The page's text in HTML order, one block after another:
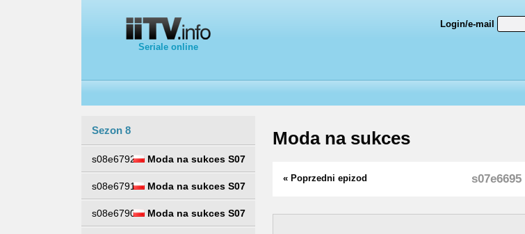
Seriale online
Login/e-mail
Sezon 8
s08e6792 Moda na sukces S07
s08e6791 Moda na sukces S07
s08e6790 Moda na sukces S07
Moda na sukces
« Poprzedni epizod s07e6695